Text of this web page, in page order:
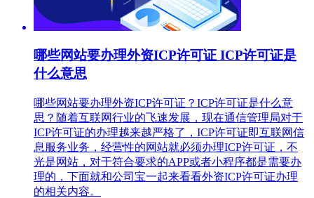
哪些网站要办理外资ICP许可证 ICP许可证是
什么意思
哪些网站要办理外资ICP许可证？ICP许可证是什么意
思？随着互联网行业的飞速发展，现在通信管理局对于
ICP许可证的办理越来越严格了，ICP许可证即互联网信
息服务业务，经营性的网站就必须办理ICP许可证，不
光是网站，对于符合要求的APP或者小程序都是需要办
理的，下面就和公司宝一起来看看外资ICP许可证办理
的相关内容。